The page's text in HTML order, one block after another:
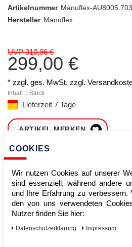
Artikelnummer Manuflex-
Hersteller Manuflex
UVP 310,96 €
299,00 €
* zzgl. ges. MwSt. zzgl.
Inhalt 1 Stück
Lieferzeit 7 Tage
ARTIKEL MERKEN
Sofort lieferbar
COOKIES
Wir nutzen Cookies auf unserer
sind essenziell, während andere
und Ihre Erfahrung zu verbessern.
den von uns verwendeten
Nutzer finden Sie hier:
Daten­schutz­erklärung Impressum